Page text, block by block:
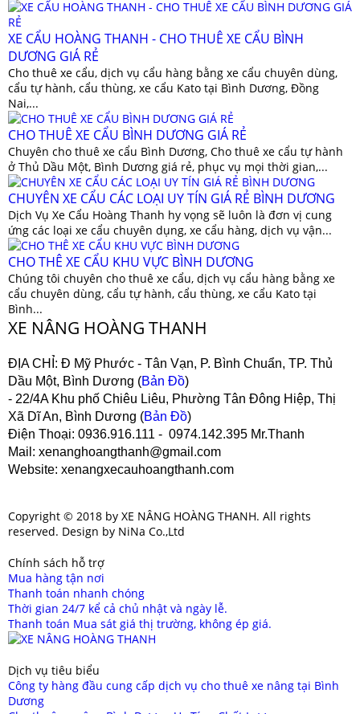
XE CẨU HOÀNG THANH - CHO THUÊ XE CẨU BÌNH
DƯƠNG GIÁ RẺ
Cho thuê xe cẩu, dịch vụ cẩu hàng bằng xe cẩu chuyên dùng,
cẩu tự hành, cẩu thùng, xe cẩu Kato tại Bình Dương, Đồng
Nai,...
CHO THUÊ XE CẨU BÌNH DƯƠNG GIÁ RẺ
Chuyên cho thuê xe cẩu Bình Dương, Cho thuê xe cẩu tự hành
ở Thủ Dầu Một, Bình Dương giá rẻ, phục vụ mọi thời gian,...
CHUYÊN XE CẨU CÁC LOẠI UY TÍN GIÁ RẺ BÌNH DƯƠNG
Dịch Vụ Xe Cẩu Hoàng Thanh hy vọng sẽ luôn là đơn vị cung
ứng các loại xe cẩu chuyên dụng, xe cẩu hàng, dịch vụ vận...
CHO THÊ XE CẨU KHU VỰC BÌNH DƯƠNG
Chúng tôi chuyên cho thuê xe cẩu, dịch vụ cẩu hàng bằng xe
cẩu chuyên dùng, cẩu tự hành, cẩu thùng, xe cẩu Kato tại
Bình...
XE NÂNG HOÀNG THANH
ĐỊA CHỈ: Đ Mỹ Phước - Tân Vạn, P. Bình Chuẩn, TP. Thủ
Dầu Một, Bình Dương (Bản Đồ)
- 22/4A Khu phố Chiêu Liêu, Phường Tân Đông Hiệp, Thị
Xã Dĩ An, Bình Dương (Bản Đồ)
Điện Thoại: 0936.916.111 - 0974.142.395 Mr.Thanh
Mail : xenanghoangthanh@gmail.com
Website: xenangxecauhoangthanh.com
Copyright © 2018 by XE NÂNG HOÀNG THANH. All rights
reserved. Design by NiNa Co.,Ltd
Chính sách hỗ trợ
Mua hàng tận nơi
Thanh toán nhanh chóng
Thời gian 24/7 kể cả chủ nhật và ngày lễ.
Thanh toán Mua sát giá thị trường, không ép giá.
Dịch vụ tiêu biểu
Công ty hàng đầu cung cấp dịch vụ cho thuê xe nâng tại Bình
Dương